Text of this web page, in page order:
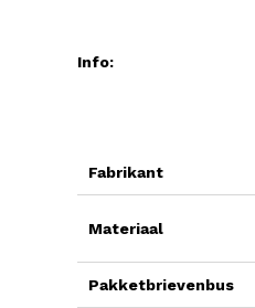
Info:
Fabrikant
Materiaal
Pakketbrievenbus